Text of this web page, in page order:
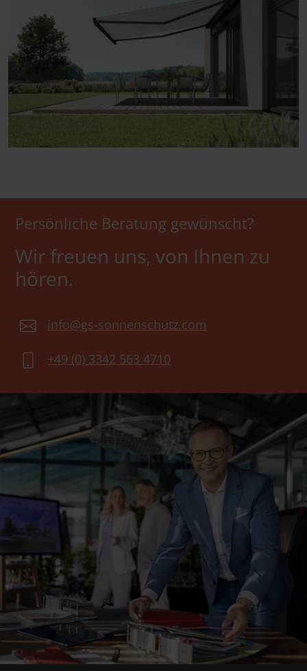
Persönliche Beratung gewünscht?
Wir freuen uns, von Ihnen zu
hören.
info@gs-sonnenschutz.com
+49 (0) 3342 563 4710